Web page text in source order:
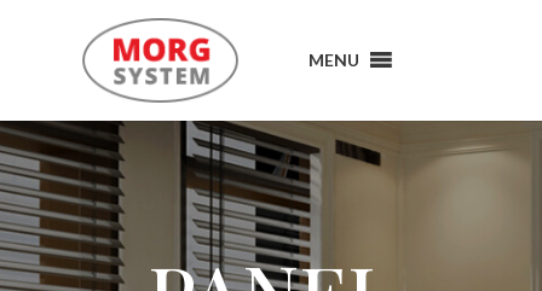
MENU